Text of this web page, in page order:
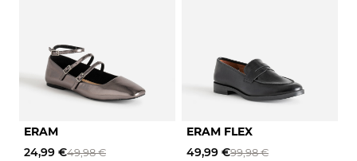
ERAM
24,99 €49,98 €
ERAM FLEX
49,99 €99,98 €